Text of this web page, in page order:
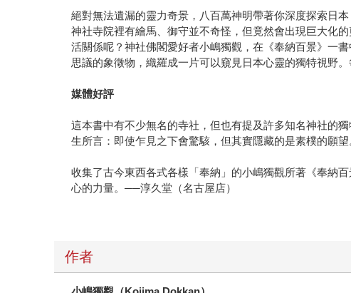
絕對無法遺漏的靈力奇景，八百萬神明帶著你深度探索日本
神社寺院裡有繪馬、御守並不奇怪，但竟然會出現巨大化
活關係呢？神社佛閣愛好者小嶋獨觀，在《奉納百景》一
思議的象徵物，織羅成一片可以窺見日本心靈的獨特視野
媒體好評
這本書中有不少無名的寺社，但也有提及許多知名神社的
生所言：即使乍見之下會驚駭，但其實隱藏的是素樸的願
收集了古今東西各式各樣「奉納」的小嶋獨觀所著《奉納
心的力量。──淳久堂（名古屋店）
作者